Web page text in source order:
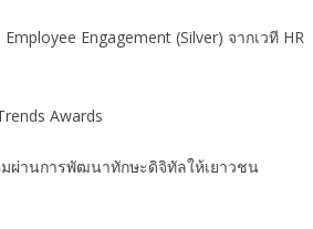
Engagement (Silver) จากเวที HR
Awards
มผ่านการพัฒนาทักษะดิจิทัลให้เยาวชน